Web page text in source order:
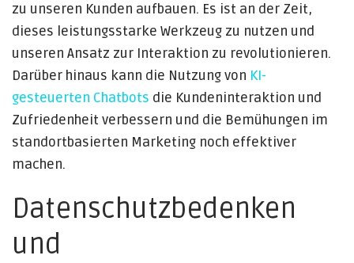
zu unseren Kunden aufbauen. Es ist an der Zeit,
dieses leistungsstarke Werkzeug zu nutzen und
unseren Ansatz zur Interaktion zu revolutionieren.
Darüber hinaus kann die Nutzung von KI-
gesteuerten Chatbots die Kundeninteraktion und
Zufriedenheit verbessern und die Bemühungen im
standortbasierten Marketing noch effektiver
machen.
Datenschutzbedenken
und